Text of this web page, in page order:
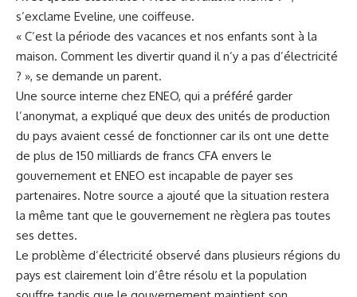
‍s’exclame Eveline,⁢ une⁢ coiffeuse.
« C’est⁣ la période des vacances ⁢et nos enfants sont à⁢ la
maison. ‍Comment les⁢ divertir⁤ quand ⁢il n’y a pas d’électricité ​
? », se demande un parent.
Une source interne chez ENEO,​ qui a⁣ préféré garder
l’anonymat, a expliqué que ⁣deux des unités de production
du‌ pays avaient cessé de fonctionner car ils ont une dette
de plus de 150 ⁣milliards‍ de francs CFA envers le
gouvernement et ENEO⁣ est incapable ‍de payer ses
partenaires. ‍Notre source a ajouté que la ‌situation restera
la même tant que le gouvernement ne règlera pas toutes
ses dettes.
Le problème d’électricité observé dans plusieurs régions du
pays ‌est‌ clairement loin d’être résolu et la population